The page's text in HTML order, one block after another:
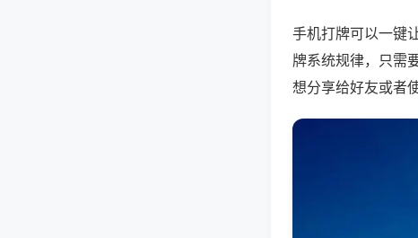
手机打牌可以一键
牌系统规律，只需
想分享给好友或者